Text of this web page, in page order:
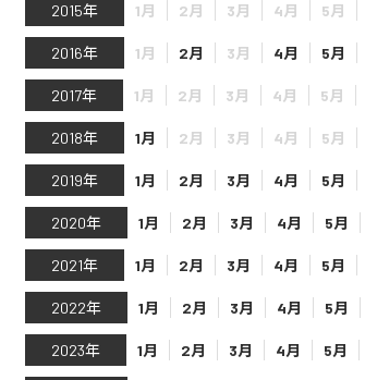
2015年 1月 2月 3月 4月 5月
2016年 1月 2月 3月 4月 5月
2017年 1月 2月 3月 4月 5月
2018年 1月 2月 3月 4月 5月
2019年 1月 2月 3月 4月 5月
2020年 1月 2月 3月 4月 5月
2021年 1月 2月 3月 4月 5月
2022年 1月 2月 3月 4月 5月
2023年 1月 2月 3月 4月 5月